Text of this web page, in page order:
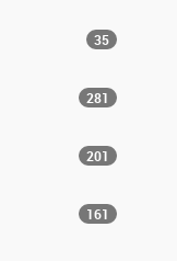
35
281
201
161